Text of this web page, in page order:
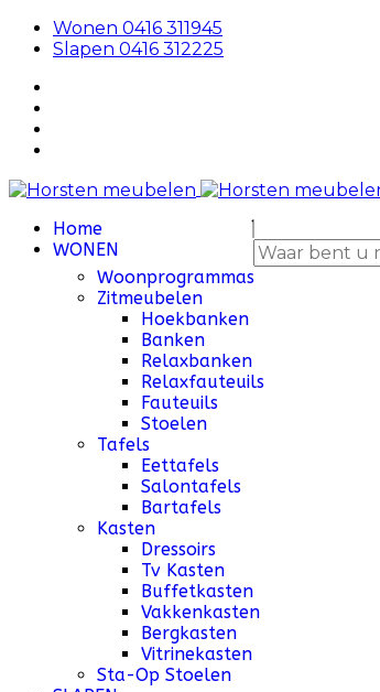
Wonen 0416 311945
Slapen 0416 312225
Home
WONEN
Woonprogrammas
Zitmeubelen
Hoekbanken
Banken
Relaxbanken
Relaxfauteuils
Fauteuils
Stoelen
Tafels
Eettafels
Salontafels
Bartafels
Kasten
Dressoirs
Tv Kasten
Buffetkasten
Vakkenkasten
Bergkasten
Vitrinekasten
Sta-Op Stoelen